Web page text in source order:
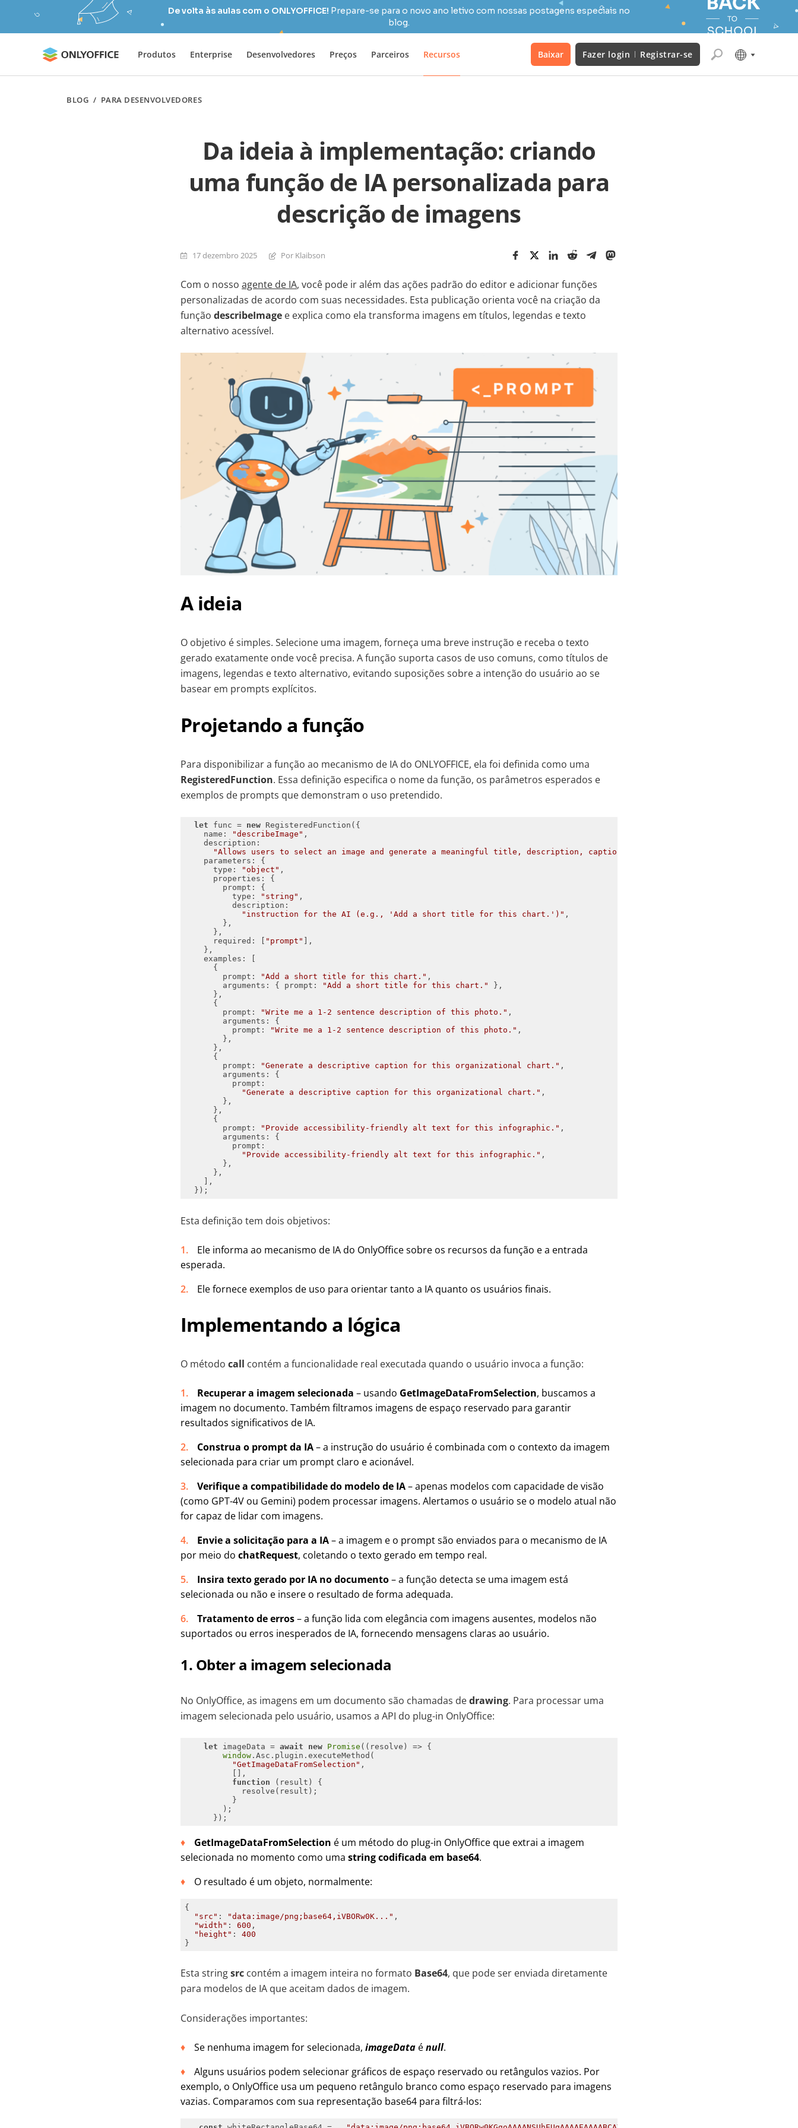
De volta às aulas com o ONLYOFFICE! Prepare-se para o novo ano letivo com nossas postagens especiais no
blog.
Produtos Enterprise Desenvolvedores Preços Parceiros Recursos Baixar Fazer login Registrar-se
BLOG / PARA DESENVOLVEDORES
Da ideia à implementação: criando
uma função de IA personalizada para
descrição de imagens
17 dezembro 2025 Por Klaibson
Com o nosso agente de IA, você pode ir além das ações padrão do editor e adicionar funções
personalizadas de acordo com suas necessidades. Esta publicação orienta você na criação da
função describeImage e explica como ela transforma imagens em títulos, legendas e texto
alternativo acessível.
A ideia
O objetivo é simples. Selecione uma imagem, forneça uma breve instrução e receba o texto
gerado exatamente onde você precisa. A função suporta casos de uso comuns, como títulos de
imagens, legendas e texto alternativo, evitando suposições sobre a intenção do usuário ao se
basear em prompts explícitos.
Projetando a função
Para disponibilizar a função ao mecanismo de IA do ONLYOFFICE, ela foi definida como uma
RegisteredFunction. Essa definição especifica o nome da função, os parâmetros esperados e
exemplos de prompts que demonstram o uso pretendido.
let func = new
name : "describeImage"
description
"Allows users to select an image and generate a meaningful title, description, caption, or alt text for it using AI."
parameters
type : "object"
properties
prompt
type : "string"
description
"instruction for the AI (e.g., 'Add a short title for this chart.')"
required : [ "prompt"
examples
prompt : "Add a short title for this chart."
arguments : { prompt : "Add a short title for this chart."
prompt : "Write me a 1-2 sentence description of this photo."
arguments
prompt : "Write me a 1-2 sentence description of this photo."
prompt : "Generate a descriptive caption for this organizational chart."
arguments
prompt
"Generate a descriptive caption for this organizational chart."
prompt : "Provide accessibility-friendly alt text for this infographic."
arguments
prompt
"Provide accessibility-friendly alt text for this infographic."
Esta definição tem dois objetivos:
Ele informa ao mecanismo de IA do OnlyOffice sobre os recursos da função e a entrada
esperada.
Ele fornece exemplos de uso para orientar tanto a IA quanto os usuários finais.
Implementando a lógica
O método call contém a funcionalidade real executada quando o usuário invoca a função:
Recuperar a imagem selecionada – usando GetImageDataFromSelection, buscamos a
imagem no documento. Também filtramos imagens de espaço reservado para garantir
resultados significativos de IA.
Construa o prompt da IA– a instrução do usuário é combinada com o contexto da imagem
selecionada para criar um prompt claro e acionável.
Verifique a compatibilidade do modelo de IA– apenas modelos com capacidade de visão
(como GPT-4V ou Gemini) podem processar imagens. Alertamos o usuário se o modelo atual não
for capaz de lidar com imagens.
Envie a solicitação para a IA– a imagem e o prompt são enviados para o mecanismo de IA
por meio do chatRequest, coletando o texto gerado em tempo real.
Insira texto gerado por IA no documento– a função detecta se uma imagem está
selecionada ou não e insere o resultado de forma adequada.
Tratamento de erros– a função lida com elegância com imagens ausentes, modelos não
suportados ou erros inesperados de IA, fornecendo mensagens claras ao usuário.
1. Obter a imagem selecionada
No OnlyOffice, as imagens em um documento são chamadas dedrawing. Para processar uma
imagem selecionada pelo usuário, usamos a API do plug-in OnlyOffice:
let imageData = await new Promise ( ( resolve ) =>
window
"GetImageDataFromSelection"
function ( result )
GetImageDataFromSelection é um método do plug-in OnlyOffice que extrai a imagem
selecionada no momento como uma string codificada em base64.
O resultado é um objeto, normalmente:
"src" : "data:image/png;base64,iVBORw0K..."
"width" : 600
"height" : 400
Esta stringsrc contém a imagem inteira no formato Base64, que pode ser enviada diretamente
para modelos de IA que aceitam dados de imagem.
Considerações importantes:
Se nenhuma imagem for selecionada, imageData énull.
Alguns usuários podem selecionar gráficos de espaço reservado ou retângulos vazios. Por
exemplo, o OnlyOffice usa um pequeno retângulo branco como espaço reservado para imagens
vazias. Comparamos com sua representação base64 para filtrá-los: